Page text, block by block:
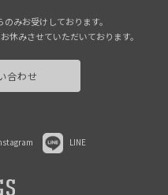
みお受けしております。
みさせていただいております。
合わせ
LINE